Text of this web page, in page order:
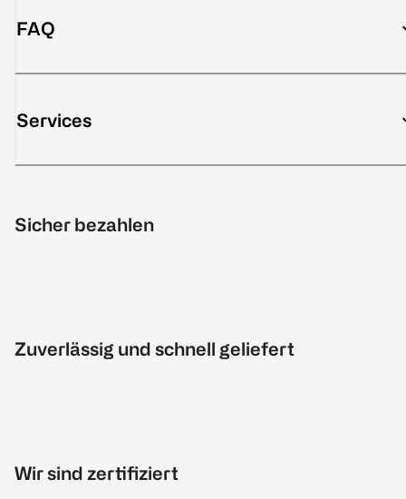
FAQ
Services
Sicher bezahlen
Zuverlässig und schnell geliefert
Wir sind zertifiziert